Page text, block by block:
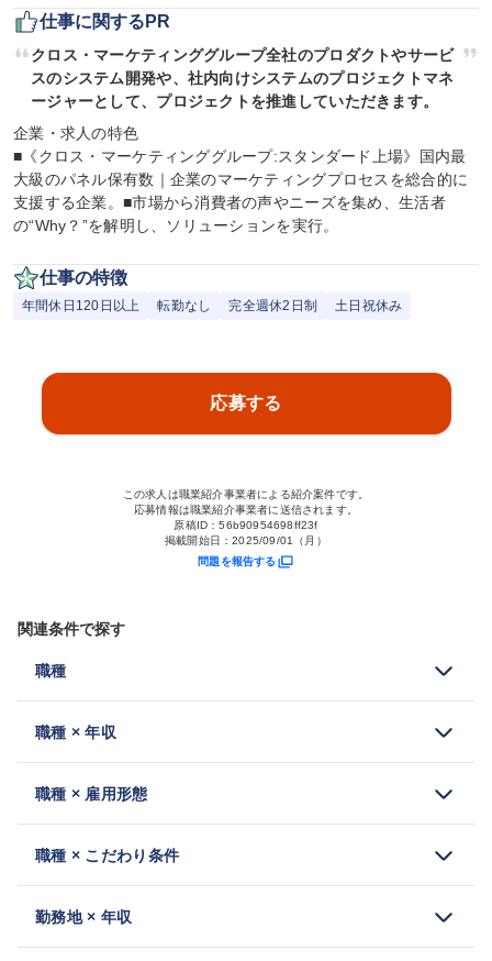
仕事に関するPR
クロス・マーケティンググループ全社のプロダクトやサービ
スのシステム開発や、社内向けシステムのプロジェクトマネ
ージャーとして、プロジェクトを推進していただきます。
企業・求人の特色
■《クロス・マーケティンググループ:スタンダード上場》国内最
大級のパネル保有数｜企業のマーケティングプロセスを総合的に
支援する企業。■市場から消費者の声やニーズを集め、生活者
の“Why？”を解明し、ソリューションを実行。
仕事の特徴
年間休日120日以上 転勤なし 完全週休2日制 土日祝休み
応募する
この求人は職業紹介事業者による紹介案件です。
応募情報は職業紹介事業者に送信されます。
原稿ID：56b90954698ff23f
掲載開始日：2025/09/01（月）
問題を報告する
関連条件で探す
職種
職種 × 年収
職種 × 雇用形態
職種 × こだわり条件
勤務地 × 年収